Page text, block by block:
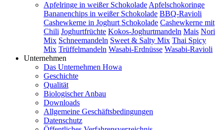
Apfelringe in weißer Schokolade Apfelschokoringe
Bananenchips in weißer Schokolade BBQ-Ravioli
Cashewkerne in Joghurt Schokolade Cashewkerne mit
Chili Joghurtfrüchte Kokos-Joghurtmandeln Mais Nori
Mix Schneemandeln Sweet & Salty Mix Thai Spicy
Mix Trüffelmandeln Wasabi-Erdnüsse Wasabi-Ravioli
Unternehmen
Das Unternehmen Howa
Geschichte
Qualität
Biologischer Anbau
Downloads
Allgemeine Geschäftsbedingungen
Datenschutz